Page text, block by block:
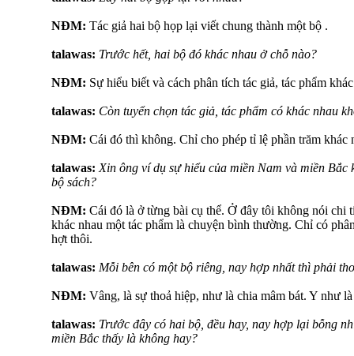
NĐM: Tác giả hai bộ họp lại viết chung thành một bộ .
talawas: Trước hết, hai bộ đó khác nhau ở chỗ nào?
NĐM: Sự hiểu biết và cách phân tích tác giả, tác phẩm
talawas: Còn tuyển chọn tác giả, tác phẩm có khác nhau
NĐM: Cái đó thì không. Chỉ cho phép tỉ lệ phần trăm khác
talawas: Xin ông ví dụ sự hiểu của miền Nam và miền Bắc
bộ sách?
NĐM: Cái đó là ở từng bài cụ thể. Ở đây tôi không nói chi
khác nhau một tác phẩm là chuyện bình thường. Chỉ có
hợt thôi.
talawas: Mỗi bên có một bộ riêng, nay hợp nhất thì phải
NĐM: Vâng, là sự thoả hiệp, như là chia mâm bát. Y như
talawas: Trước đây có hai bộ, đều hay, nay hợp lại bỗng
miền Bắc thấy là không hay?